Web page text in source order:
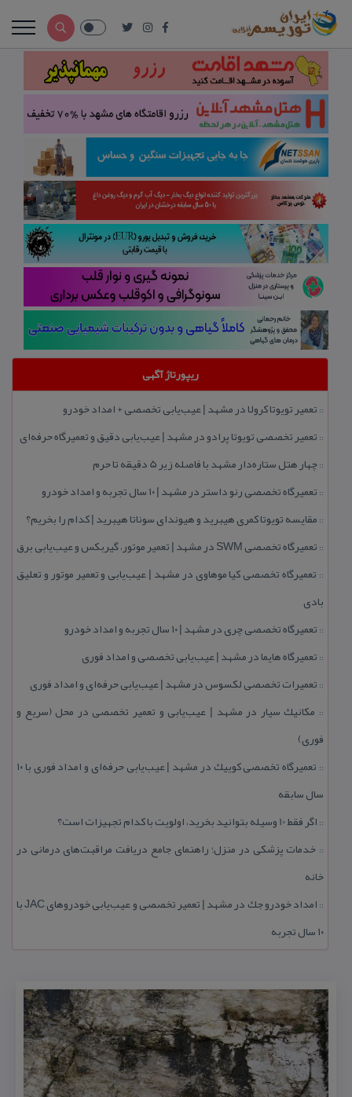
ریپورتاژ آگهی
:: تعمیر تویوتا كرولا در مشهد | عیب‌یابی تخصصی + امداد خودرو
:: تعمیر تخصصی تویوتا پرادو در مشهد | عیب‌یابی دقیق و تعمیرگاه حرفه‌ای
::چهار هتل‌ ستاره‌دار مشهد با فاصله زیر 5 دقیقه تا حرم
:: تعمیرگاه تخصصی رنو داستر در مشهد | ۱۰ سال تجربه و امداد خودرو
:: مقایسه تویوتا كمری هیبرید و هیوندای سوناتا هیبرید | كدام را بخریم؟
:: تعمیرگاه تخصصی SWM در مشهد | تعمیر موتور، گیربكس و عیب‌یابی برق
:: تعمیرگاه تخصصی كیا موهاوی در مشهد | عیب‌یابی و تعمیر موتور و تعلیق
بادی
:: تعمیرگاه تخصصی چری در مشهد | ۱۰ سال تجربه و امداد خودرو
:: تعمیرگاه هایما در مشهد | عیب‌یابی تخصصی و امداد فوری
:: تعمیرات تخصصی لكسوس در مشهد | عیب‌یابی حرفه‌ای و امداد فوری
:: مكانیك سیار در مشهد | عیب‌یابی و تعمیر تخصصی در محل (سریع و
فوری)
::
تعمیرگاه تخصصی كوییك در مشهد | عیب‌یابی حرفه‌ای و امداد فوری با ۱۰
سال سابقه
:: اگر فقط 10 وسیله بتوانید بخرید، اولویت با كدام تجهیزات است؟
:: خدمات پزشكی در منزل؛ راهنمای جامع دریافت مراقبت‌های درمانی در
خانه
::
امداد خودرو جك در مشهد | تعمیر تخصصی و عیب‌یابی خودروهای JAC با
۱۰ سال تجربه